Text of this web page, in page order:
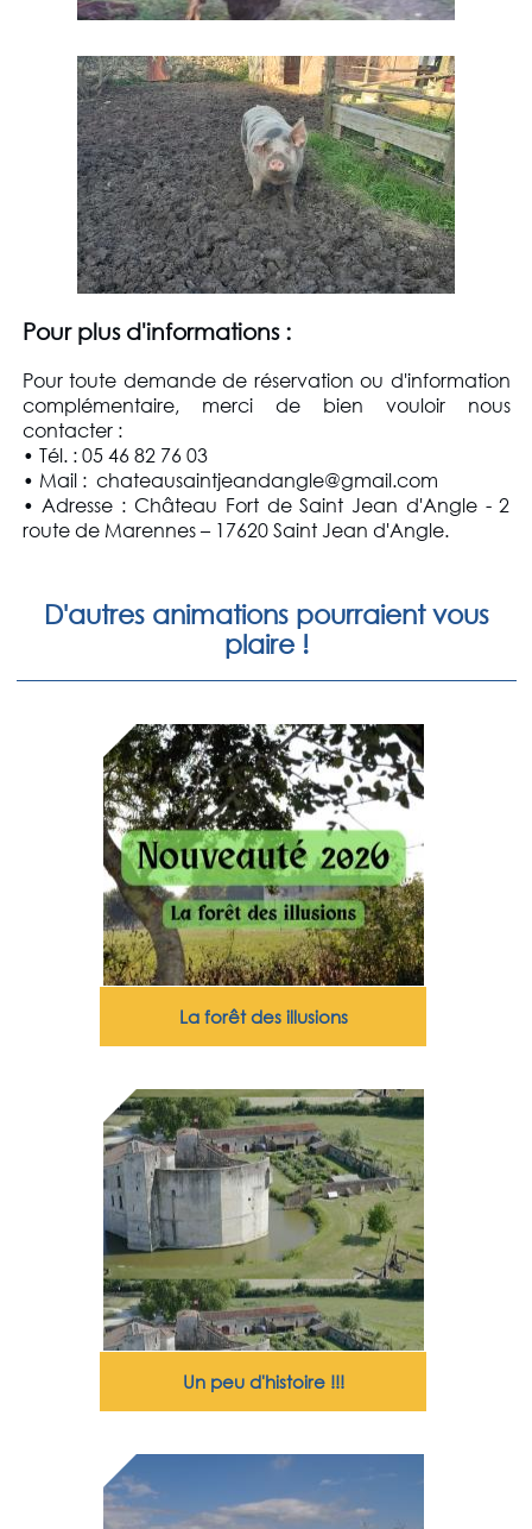
Pour plus d'informations :
Pour toute demande de réservation ou d'information
complémentaire, merci de bien vouloir nous
contacter :
• Tél. : 05 46 82 76 03
• Mail : chateausaintjeandangle@gmail.com
• Adresse : Château Fort de Saint Jean d'Angle - 2
route de Marennes – 17620 Saint Jean d'Angle.
D'autres animations pourraient vous
plaire !
La forêt des illusions
Un peu d'histoire !!!